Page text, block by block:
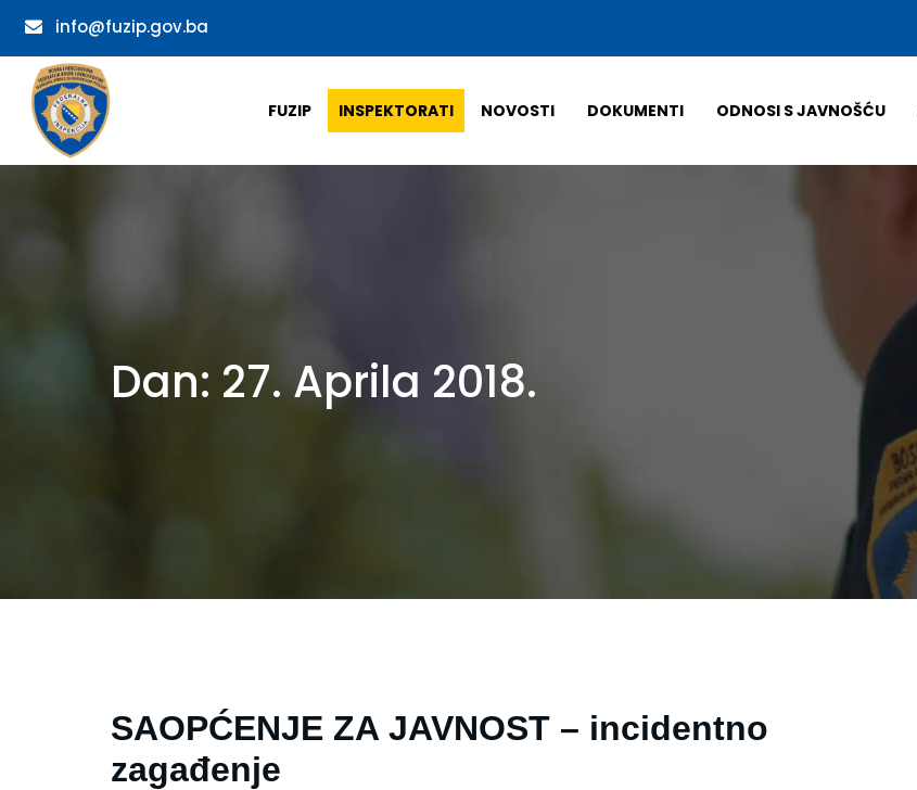
info@fuzip.gov.ba
FUZIP INSPEKTORATI NOVOSTI DOKUMENTI ODNOSI S JAVNOŠĆU
Dan: 27. Aprila 2018.
SAOPĆENJE ZA JAVNOST – incidentno
zagađenje